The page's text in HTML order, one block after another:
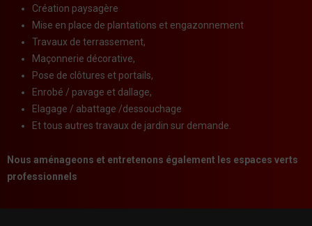
Création paysagère
Mise en place de plantations et engazonnement
Travaux de terrassement,
Maçonnerie décorative,
Pose de clôtures et portails,
Enrobé / pavage et dallage,
Elagage / abattage /dessouchage
Et tous autres travaux de jardin sur demande.
Nous aménageons et entretenons également les espaces verts
professionnels